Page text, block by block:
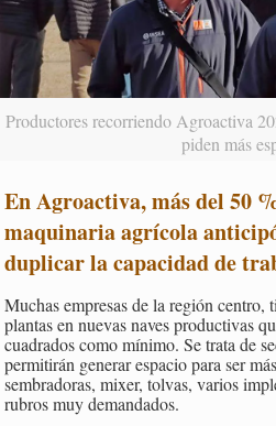
Productores recorriendo Agroactiva
piden más
En Agroactiva, más del 50
maquinaria agrícola
duplicar la capacidad de
Muchas empresas de la región centro,
plantas en nuevas naves productivas
cuadrados como mínimo. Se trata de
permitirán generar espacio para ser
sembradoras, mixer, tolvas, varios
rubros muy demandados.